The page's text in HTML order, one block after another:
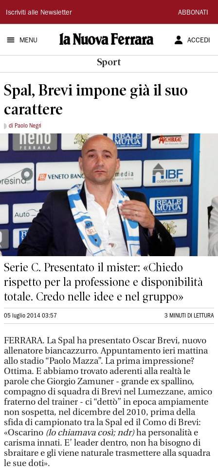
La
Nuova
Ferrara
Iscriviti alle Newsletter ABBONATI
MENU ACCEDI
Sport
Spal, Brevi impone già il suo
carattere
di Paolo Negri
Serie C. Presentato il mister: «Chiedo
rispetto per la professione e disponibilità
totale. Credo nelle idee e nel gruppo»
05 luglio 2014 03:57 3 MINUTI DI LETTURA
FERRARA. La Spal ha presentato Oscar Brevi, nuovo
allenatore biancazzurro. Appuntamento ieri mattina
allo stadio “Paolo Mazza”. La prima impressione?
Ottima. E abbiamo trovato aderenti alla realtà le
parole che Giorgio Zamuner - grande ex spallino,
compagno di squadra di Brevi nel Lumezzane, amico
fraterno del trainer - ci “dettò” in epoca ampiamente
non sospetta, nel dicembre del 2010, prima della
sfida di campionato tra la Spal ed il Como di Brevi:
«Oscarino (lo chiamava così; ndr)ha personalità e
carisma innati. E’ leader dentro, non ha bisogno di
sbraitare e gli viene naturale trasmettere alla squadra
le sue doti».